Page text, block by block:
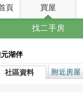
頁 買屋
找二手房
湖伴
社區資料 附近房屋